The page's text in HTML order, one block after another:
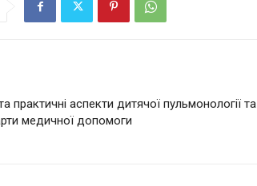
практичні аспекти дитячої пульмонології та
медичної допомоги